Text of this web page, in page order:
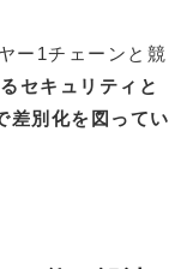
ー1チェーンと競
セキュリティと
差別化を図ってい